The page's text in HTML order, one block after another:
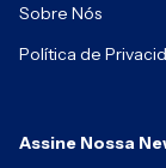
Sobre Nós
Política de
Assine Nossa